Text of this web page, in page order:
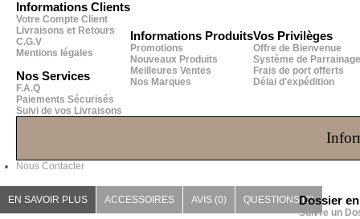
Informations Clients
Votre Compte Client
Livraisons et Retours
C.G.V
Mentions légales
Nos Services
F.A.Q
Paiements Sécurisés
Suivi de vos Livraisons
Informations Produits
Promotions
Nouveaux Produits
Meilleures Ventes
Nos Marques
Vos Privilèges
Offre de Bienvenue
Système de Parrainage
Frais de port offerts
Délai d'expédition
Nous Contacter
Dossier
Suivre un
EN SAVOIR PLUS ACCESSOIRES AVIS (0) QUESTIONS(0)